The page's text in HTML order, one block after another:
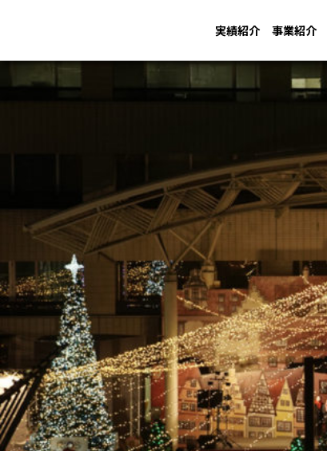
実績紹介 事業紹介